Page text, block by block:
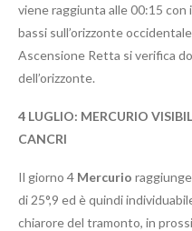
viene raggiunta alle 00:15
bassi sull’orizzonte
Ascensione Retta si verifica
dell’orizzonte.
4 LUGLIO: MERCURIO
CANCRI
Il giorno 4 Mercurio
di 25°,9 ed è quindi
chiarore del tramonto, in